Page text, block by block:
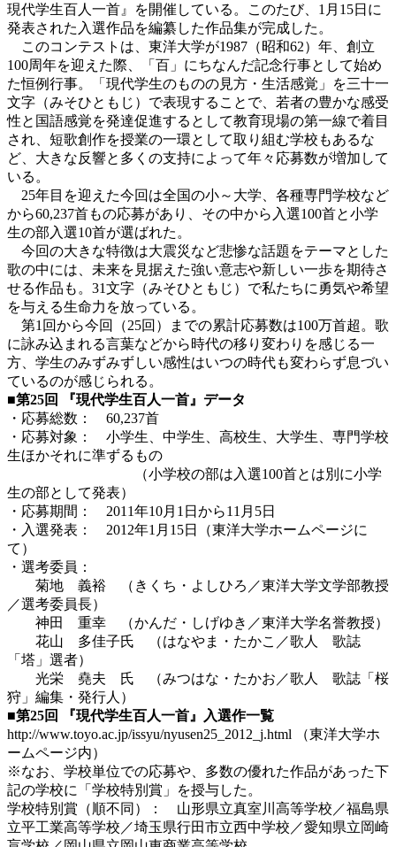
現代学生百人一首』を開催している。このたび、1月15日に
発表された入選作品を編纂した作品集が完成した。
このコンテストは、東洋大学が1987（昭和62）年、創立
100周年を迎えた際、「百」にちなんだ記念行事として始め
た恒例行事。「現代学生のものの見方・生活感覚」を三十一
文字（みそひともじ）で表現することで、若者の豊かな感受
性と国語感覚を発達促進するとして教育現場の第一線で着目
され、短歌創作を授業の一環として取り組む学校もあるな
ど、大きな反響と多くの支持によって年々応募数が増加して
いる。
25年目を迎えた今回は全国の小～大学、各種専門学校など
から60,237首もの応募があり、その中から入選100首と小学
生の部入選10首が選ばれた。
今回の大きな特徴は大震災など悲惨な話題をテーマとした
歌の中には、未来を見据えた強い意志や新しい一歩を期待さ
せる作品も。31文字（みそひともじ）で私たちに勇気や希望
を与える生命力を放っている。
第1回から今回（25回）までの累計応募数は100万首超。歌
に詠み込まれる言葉などから時代の移り変わりを感じる一
方、学生のみずみずしい感性はいつの時代も変わらず息づい
ているのが感じられる。
■第25回 『現代学生百人一首』データ
・応募総数： 60,237首
・応募対象： 小学生、中学生、高校生、大学生、専門学校
生ほかそれに準ずるもの
（小学校の部は入選100首とは別に小学
生の部として発表）
・応募期間： 2011年10月1日から11月5日
・入選発表： 2012年1月15日（東洋大学ホームページに
て）
・選考委員：
菊地 義裕 （きくち・よしひろ／東洋大学文学部教授
／選考委員長）
神田 重幸 （かんだ・しげゆき／東洋大学名誉教授）
花山 多佳子氏 （はなやま・たかこ／歌人 歌誌
「塔」選者）
光栄 堯夫 氏 （みつはな・たかお／歌人 歌誌「桜
狩」編集・発行人）
■第25回 『現代学生百人一首』入選作一覧
http://www.toyo.ac.jp/issyu/nyusen25_2012_j.html （東洋大学ホ
ームページ内）
※なお、学校単位での応募や、多数の優れた作品があった下
記の学校に「学校特別賞」を授与した。
学校特別賞（順不同）： 山形県立真室川高等学校／福島県
立平工業高等学校／埼玉県行田市立西中学校／愛知県立岡崎